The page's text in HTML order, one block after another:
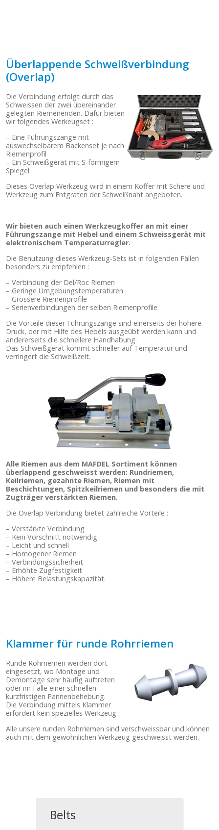
Überlappende Schweißverbindung
(Overlap)
Die Verbindung erfolgt durch das
Schweissen der zwei übereinander
gelegten Riemenenden. Dafür bieten
wir folgendes Werkeugset :
– Eine Führungszange mit
auswechselbarem Backenset je nach
Riemenprofil
– Ein Schweißgerät mit S-förmigem
Spiegel
Dieses Overlap Werkzeug wird in einem Koffer mit Schere und
Werkzeug zum Entgraten der Schweißnaht angeboten.
Wir bieten auch einen Werkzeugkoffer an mit einer
Führungszange mit Hebel und einem Schweissgerät mit
elektronischem Temperaturregler.
Die Benutzung dieses Werkzeug-Sets ist in folgenden Fällen
besonders zu empfehlen :
– Verbindung der Del/Roc Riemen
– Geringe Umgebungstemperaturen
– Grössere Riemenprofile
– Serienverbindungen der selben Riemenprofile
Die Vorteile dieser Führungszange sind einerseits der höhere
Druck, der mit Hilfe des Hebels ausgeübt werden kann und
andererseits die schnellere Handhabung.
Das Schweißgerät kommt schneller auf Temperatur und
verringert die Schweißzeit.
Alle Riemen aus dem MAFDEL Sortiment können
überlappend geschweisst werden: Rundriemen,
Keilriemen, gezahnte Riemen, Riemen mit
Beschichtungen, Spitzkeilriemen und besonders die mit
Zugträger verstärkten Riemen.
Die Overlap Verbindung bietet zahlreiche Vorteile :
– Verstärkte Verbindung
– Kein Vorschnitt notwendig
– Leicht und schnell
– Homogener Riemen
– Verbindungssicherheit
– Erhöhte Zugfestigkeit
– Höhere Belastungskapazität.
Klammer für runde Rohrriemen
Runde Rohrriemen werden dort
eingesetzt, wo Montage und
Demontage sehr häufig auftreten
oder im Falle einer schnellen
kurzfristigen Pannenbehebung.
Die Verbindung mittels Klammer
erfordert kein spezielles Werkzeug.
Alle unsere runden Rohrriemen sind verschweissbar und können
auch mit dem gewöhnlichen Werkzeug geschweisst werden.
Belts